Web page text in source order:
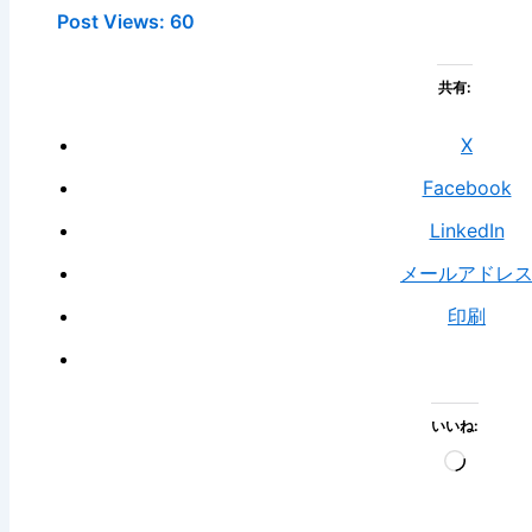
Post Views: 60
共有:
X
Facebook
LinkedIn
メールアドレス
印刷
いいね:
読